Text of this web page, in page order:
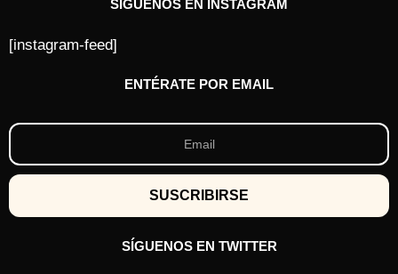
SÍGUENOS EN INSTAGRAM
[instagram-feed]
ENTÉRATE POR EMAIL
SÍGUENOS EN TWITTER